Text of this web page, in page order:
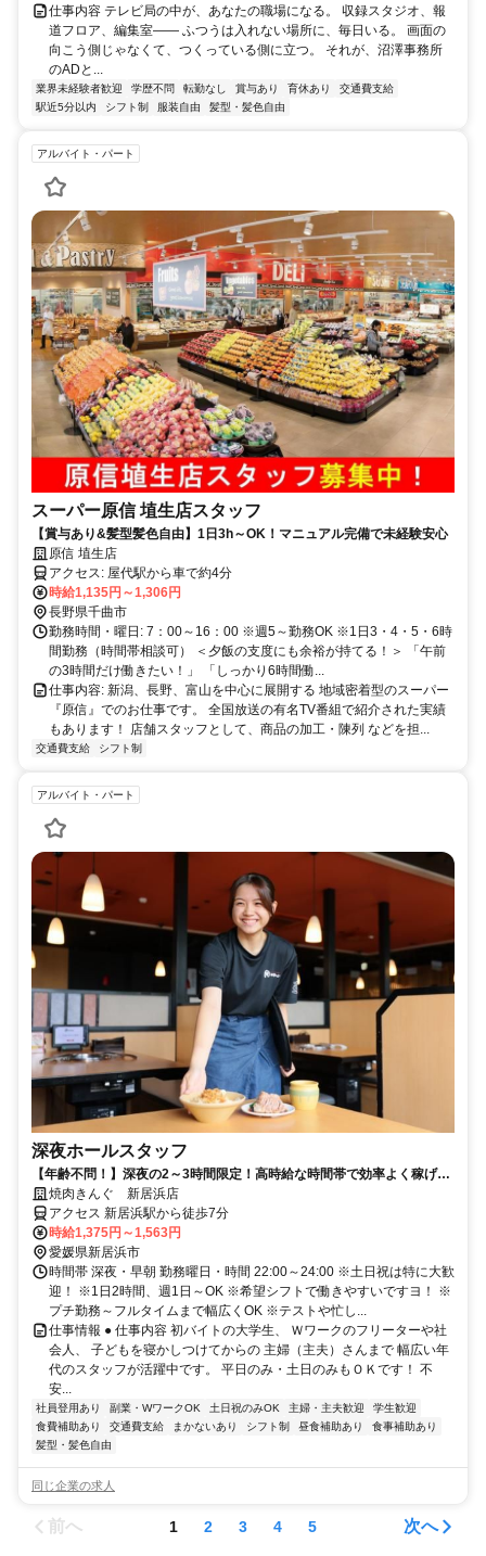
仕事内容 テレビ局の中が、あなたの職場になる。 収録スタジオ、報
道フロア、編集室—— ふつうは入れない場所に、毎日いる。 画面の
向こう側じゃなくて、つくっている側に立つ。 それが、沼澤事務所
のADと...
業界未経験者歓迎 学歴不問 転勤なし 賞与あり 育休あり
交通費支給
駅近5分以内
シフト制 服装自由 髪型・髪色自由
アルバイト・パート
スーパー原信 埴生店スタッフ
【賞与あり&髪型髪色自由】1日3h～OK！マニュアル完備で未経験安心
原信 埴生店
アクセス: 屋代駅から車で約4分
時給1,135円～1,306円
長野県千曲市
勤務時間・曜日: 7：00～16：00 ※週5～勤務OK ※1日3・4・5・6時
間勤務（時間帯相談可） ＜夕飯の支度にも余裕が持てる！＞ 「午前
の3時間だけ働きたい！」 「しっかり6時間働...
仕事内容: 新潟、長野、富山を中心に展開する 地域密着型のスーパー
『原信』でのお仕事です。 全国放送の有名TV番組で紹介された実績
もあります！ 店舗スタッフとして、商品の加工・陳列 などを担...
交通費支給 シフト制
アルバイト・パート
深夜ホールスタッフ
【年齢不問！】深夜の2～3時間限定！高時給な時間帯で効率よく稼げま
す！焼肉きんぐ 新居浜店
アクセス 新居浜駅から徒歩7分
時給1,375円～1,563円
愛媛県新居浜市
時間帯 深夜・早朝 勤務曜日・時間 22:00～24:00 ※土日祝は特に大歓
迎！ ※1日2時間、週1日～OK ※希望シフトで働きやすいですヨ！ ※
プチ勤務～フルタイムまで幅広くOK ※テストや忙し...
仕事情報 ● 仕事内容 初バイトの大学生、 Ｗワークのフリーターや社
会人、 子どもを寝かしつけてからの 主婦（主夫）さんまで 幅広い年
代のスタッフが活躍中です。 平日のみ・土日のみもＯＫです！ 不
安...
社員登用あり 副業・WワークOK 土日祝のみOK 主婦・主夫歓迎
学生歓迎
食費補助あり
交通費支給 まかないあり シフト制 昼食補助あり
食事補助あり
髪型・髪色自由
同じ企業の求人
前へ 1 2 3 4 5 次へ